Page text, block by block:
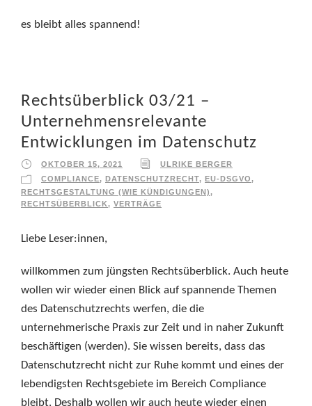
es bleibt alles spannend!
Rechtsüberblick 03/21 –
Unternehmensrelevante
Entwicklungen im Datenschutz
OKTOBER 15, 2021
ULRIKE BERGER
COMPLIANCE, DATENSCHUTZRECHT, EU-DSGVO,
RECHTSGESTALTUNG (WIE KÜNDIGUNGEN),
RECHTSÜBERBLICK, VERTRÄGE
Liebe Leser:innen,
willkommen zum jüngsten Rechtsüberblick. Auch heute
wollen wir wieder einen Blick auf spannende Themen
des Datenschutzrechts werfen, die die
unternehmerische Praxis zur Zeit und in naher Zukunft
beschäftigen (werden). Sie wissen bereits, dass das
Datenschutzrecht nicht zur Ruhe kommt und eines der
lebendigsten Rechtsgebiete im Bereich Compliance
bleibt. Deshalb wollen wir auch heute wieder einen